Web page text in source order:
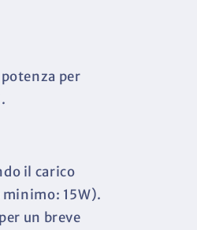
per
il carico
15W).
un breve